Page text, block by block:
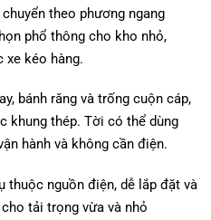
theo phương ngang
phổ thông cho kho nhỏ,
xe kéo hàng.
bánh răng và trống cuộn cáp,
khung thép. Tời có thể dùng
hành và không cần điện.
thuộc nguồn điện, dễ lắp đặt và
tải trọng vừa và nhỏ